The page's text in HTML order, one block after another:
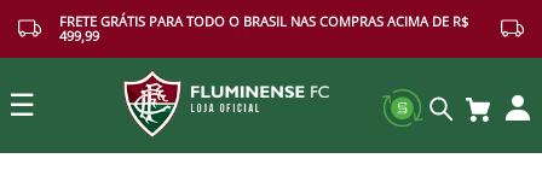
FRETE GRÁTIS PARA TODO O BRASIL NAS COMPRAS ACIMA DE R$
499,99
☰